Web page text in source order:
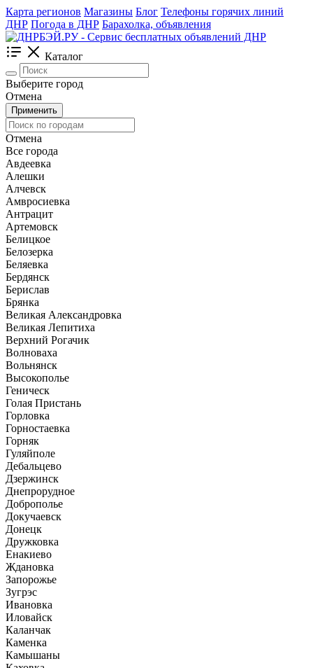
Карта регионов Магазины Блог Телефоны горячих линий
ДНР Погода в ДНР Барахолка, объявления
Каталог
Выберите город
Отмена
Применить
Отмена
Все города
Авдеевка
Алешки
Алчевск
Амвросиевка
Антрацит
Артемовск
Белицкое
Белозерка
Беляевка
Бердянск
Берислав
Брянка
Великая Александровка
Великая Лепитиха
Верхний Рогачик
Волноваха
Вольнянск
Высокополье
Геническ
Голая Пристань
Горловка
Горностаевка
Горняк
Гуляйполе
Дебальцево
Дзержинск
Днепрорудное
Доброполье
Докучаевск
Донецк
Дружковка
Енакиево
Ждановка
Запорожье
Зугрэс
Ивановка
Иловайск
Каланчак
Каменка
Камышаны